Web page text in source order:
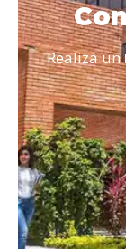
Realizá un